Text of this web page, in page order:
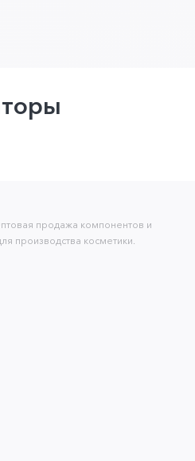
продажа компонентов и
производства косметики.